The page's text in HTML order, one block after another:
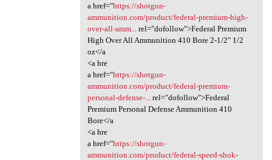
a href="https://shotgun-
ammunition.com/product/federal-premium-high-
over-all-amm...rel="dofollow">Federal Premium
High Over All Ammunition 410 Bore 2-1/2″ 1/2
oz</a
<a hre
a href="https://shotgun-
ammunition.com/product/federal-premium-
personal-defense-...rel="dofollow">Federal
Premium Personal Defense Ammunition 410
Bore</a
<a hre
a href="https://shotgun-
ammunition.com/product/federal-speed-shok-